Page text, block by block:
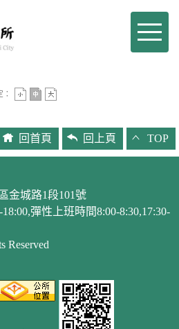
Toggle
回首頁 回上頁 TOP
金城路1段101號
彈性上班時間8:00-8:30,17:30-
Reserved